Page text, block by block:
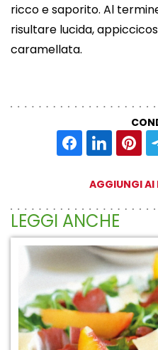
ricco e saporito. Al
risultare lucida,
caramellata.
AGGIUNGI AI
LEGGI ANCHE